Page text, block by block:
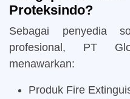
Proteksindo?
Sebagai penyedia
profesional, PT
menawarkan:
Produk Fire